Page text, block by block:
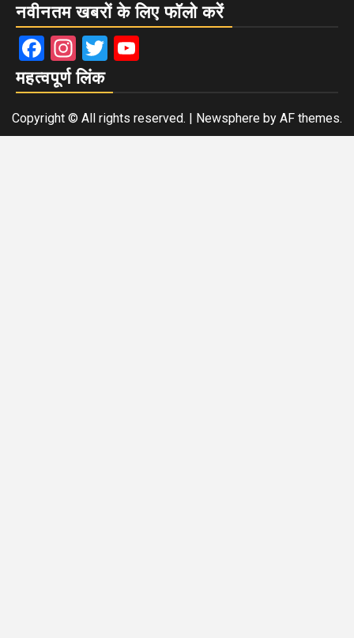
नवीनतम खबरों के लिए फॉलो करें
Facebook
Instagram
Twitter
महत्वपूर्ण लिंक
Copyright © All rights reserved. Newsphere by AF themes.